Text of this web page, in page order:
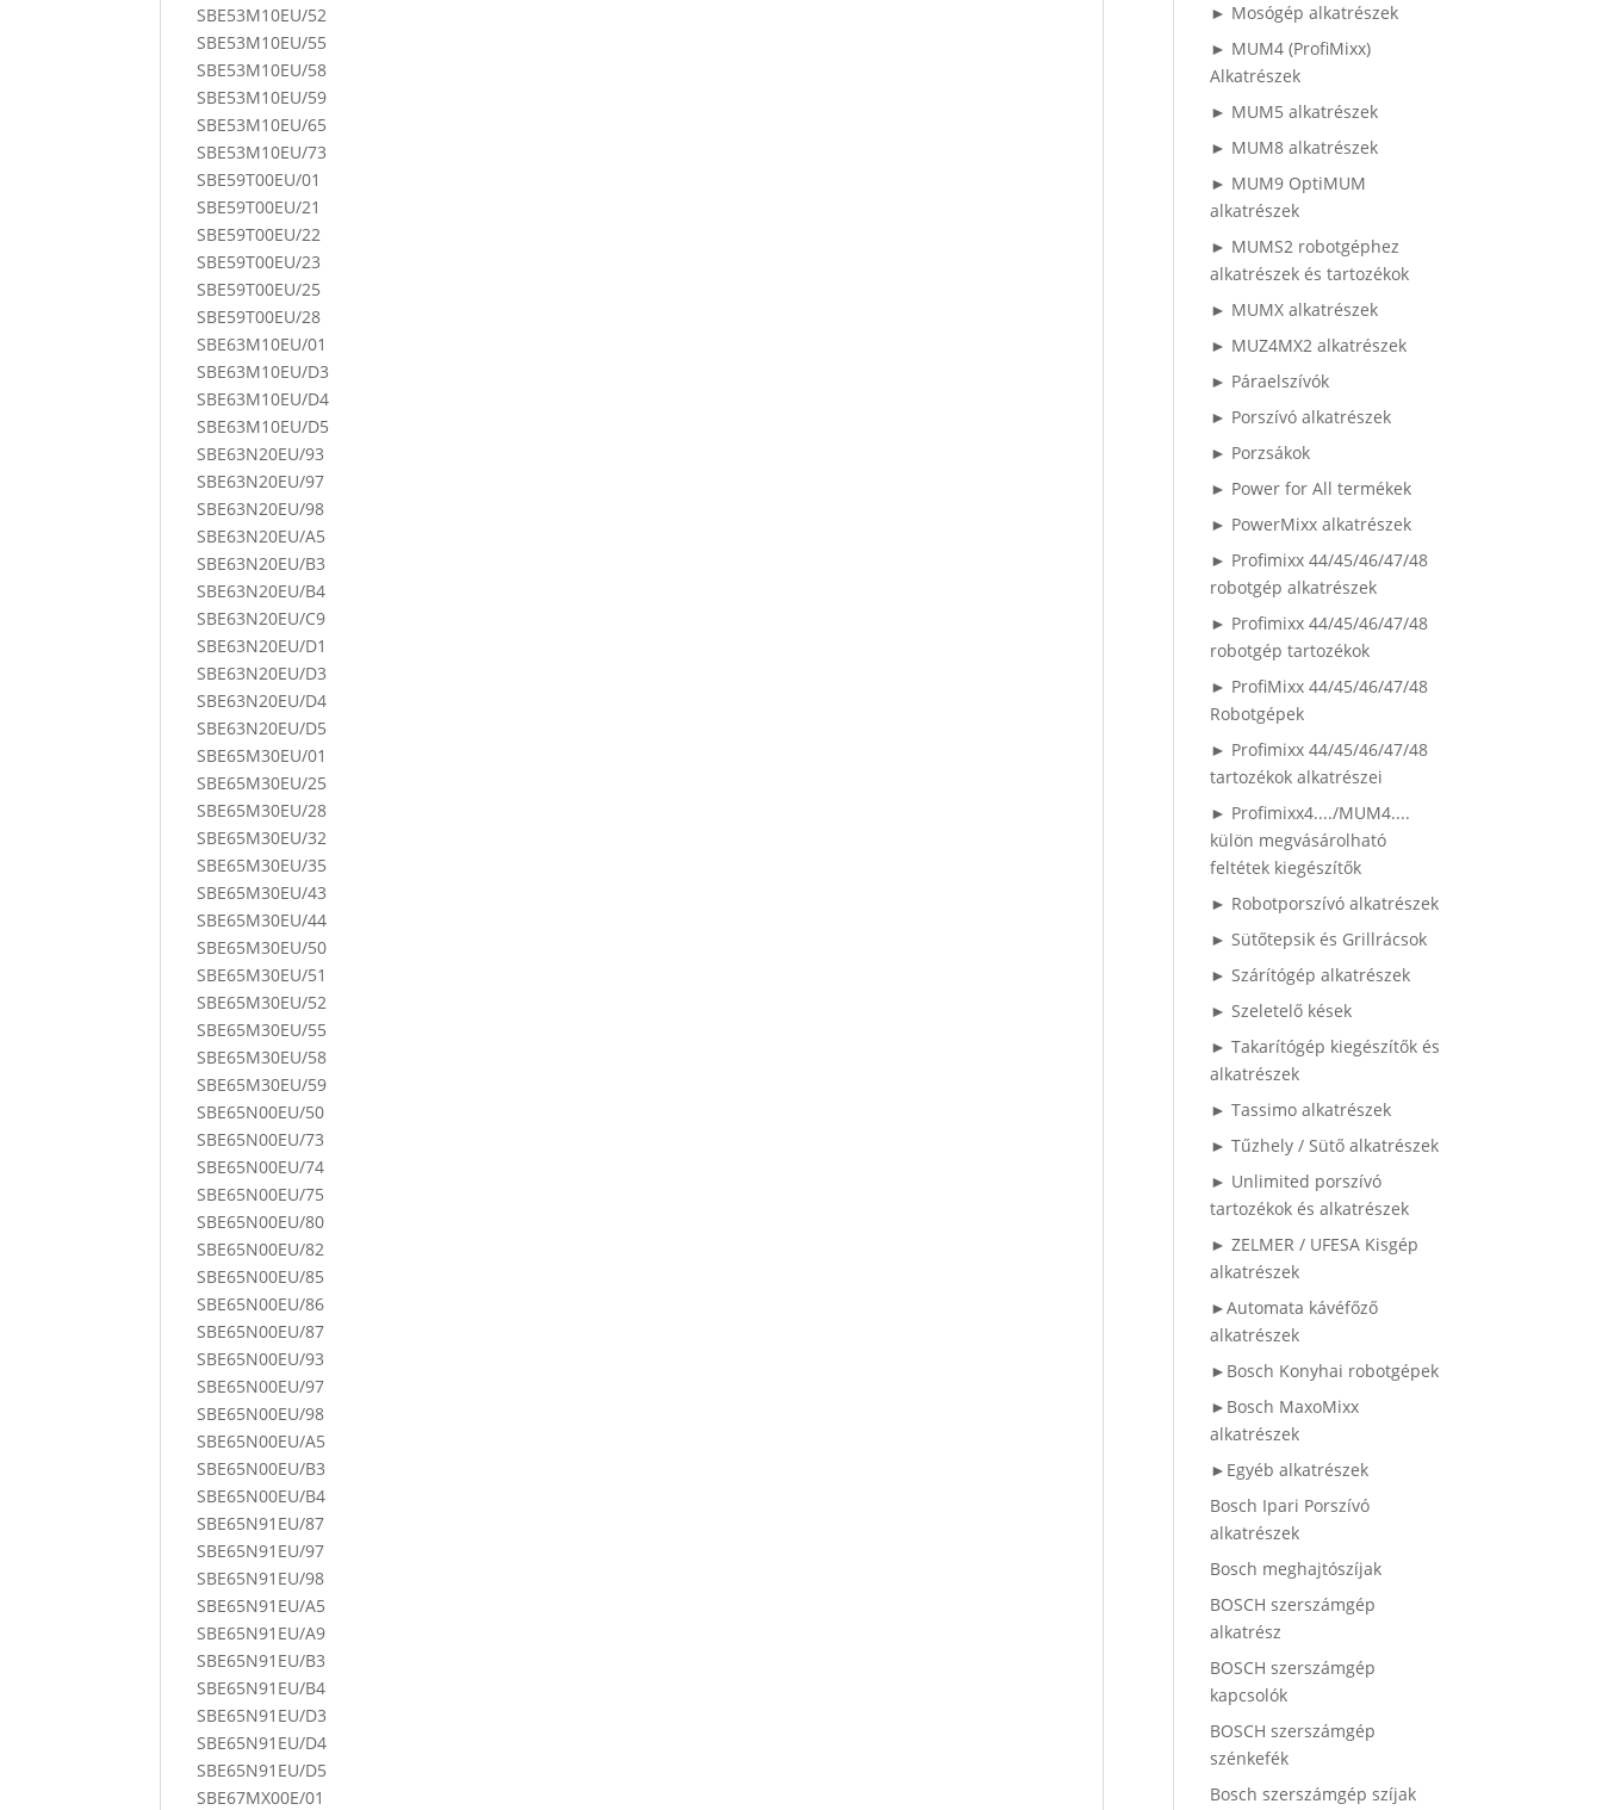
SBE53M10EU/52
SBE53M10EU/55
SBE53M10EU/58
SBE53M10EU/59
SBE53M10EU/65
SBE53M10EU/73
SBE59T00EU/01
SBE59T00EU/21
SBE59T00EU/22
SBE59T00EU/23
SBE59T00EU/25
SBE59T00EU/28
SBE63M10EU/01
SBE63M10EU/D3
SBE63M10EU/D4
SBE63M10EU/D5
SBE63N20EU/93
SBE63N20EU/97
SBE63N20EU/98
SBE63N20EU/A5
SBE63N20EU/B3
SBE63N20EU/B4
SBE63N20EU/C9
SBE63N20EU/D1
SBE63N20EU/D3
SBE63N20EU/D4
SBE63N20EU/D5
SBE65M30EU/01
SBE65M30EU/25
SBE65M30EU/28
SBE65M30EU/32
SBE65M30EU/35
SBE65M30EU/43
SBE65M30EU/44
SBE65M30EU/50
SBE65M30EU/51
SBE65M30EU/52
SBE65M30EU/55
SBE65M30EU/58
SBE65M30EU/59
SBE65N00EU/50
SBE65N00EU/73
SBE65N00EU/74
SBE65N00EU/75
SBE65N00EU/80
SBE65N00EU/82
SBE65N00EU/85
SBE65N00EU/86
SBE65N00EU/87
SBE65N00EU/93
SBE65N00EU/97
SBE65N00EU/98
SBE65N00EU/A5
SBE65N00EU/B3
SBE65N00EU/B4
SBE65N91EU/87
SBE65N91EU/97
SBE65N91EU/98
SBE65N91EU/A5
SBE65N91EU/A9
SBE65N91EU/B3
SBE65N91EU/B4
SBE65N91EU/D3
SBE65N91EU/D4
SBE65N91EU/D5
SBE67MX00E/01
► Mosógép alkatrészek
► MUM4 (ProfiMixx)
Alkatrészek
► MUM5 alkatrészek
► MUM8 alkatrészek
► MUM9 OptiMUM
alkatrészek
► MUMS2 robotgéphez
alkatrészek és tartozékok
► MUMX alkatrészek
► MUZ4MX2 alkatrészek
► Páraelszívók
► Porszívó alkatrészek
► Porzsákok
► Power for All termékek
► PowerMixx alkatrészek
► Profimixx 44/45/46/47/48
robotgép alkatrészek
► Profimixx 44/45/46/47/48
robotgép tartozékok
► ProfiMixx 44/45/46/47/48
Robotgépek
► Profimixx 44/45/46/47/48
tartozékok alkatrészei
► Profimixx4..../MUM4....
külön megvásárolható
feltétek kiegészítők
► Robotporszívó alkatrészek
► Sütőtepsik és Grillrácsok
► Szárítógép alkatrészek
► Szeletelő kések
► Takarítógép kiegészítők és
alkatrészek
► Tassimo alkatrészek
► Tűzhely / Sütő alkatrészek
► Unlimited porszívó
tartozékok és alkatrészek
► ZELMER / UFESA Kisgép
alkatrészek
►Automata kávéfőző
alkatrészek
►Bosch Konyhai robotgépek
►Bosch MaxoMixx
alkatrészek
►Egyéb alkatrészek
Bosch Ipari Porszívó
alkatrészek
Bosch meghajtószíjak
BOSCH szerszámgép
alkatrész
BOSCH szerszámgép
kapcsolók
BOSCH szerszámgép
szénkefék
Bosch szerszámgép szíjak